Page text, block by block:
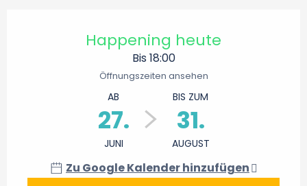
Happening heute
Bis 18:00
Öffnungszeiten ansehen
AB
27.
JUNI
BIS ZUM
31.
AUGUST
Zu Google Kalender hinzufügen